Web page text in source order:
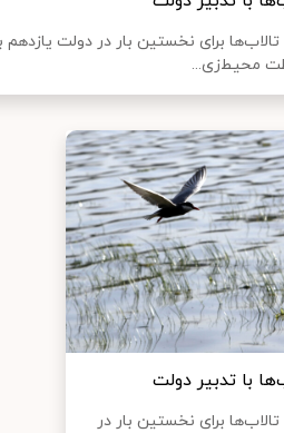
تالاب‌ها برای نخستین بار در دولت
محیط‌زی...
با تدبیر دولت
برای نخستین بار در